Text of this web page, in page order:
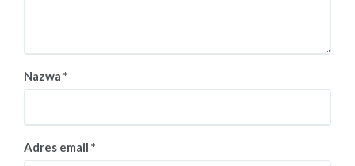
Nazwa *
Adres email *